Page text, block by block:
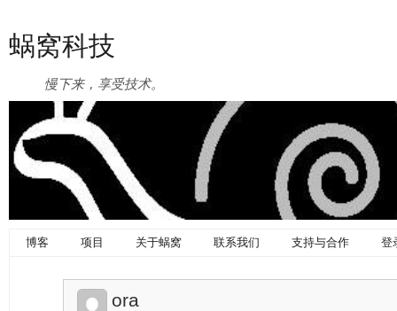
蜗窝科技
慢下来，享受技术。
博客 项目 关于蜗窝 联系我们 支持与合作 登
ora